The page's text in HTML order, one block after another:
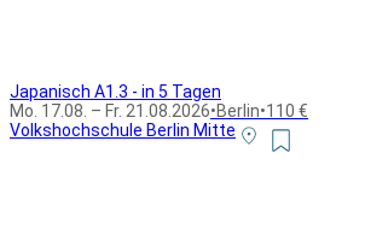
Japanisch A1.3 - in 5 Tagen
Mo. 17.08. – Fr. 21.08.2026•Berlin•110 €
Volkshochschule Berlin Mitte